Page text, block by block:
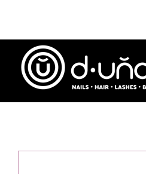
contenido